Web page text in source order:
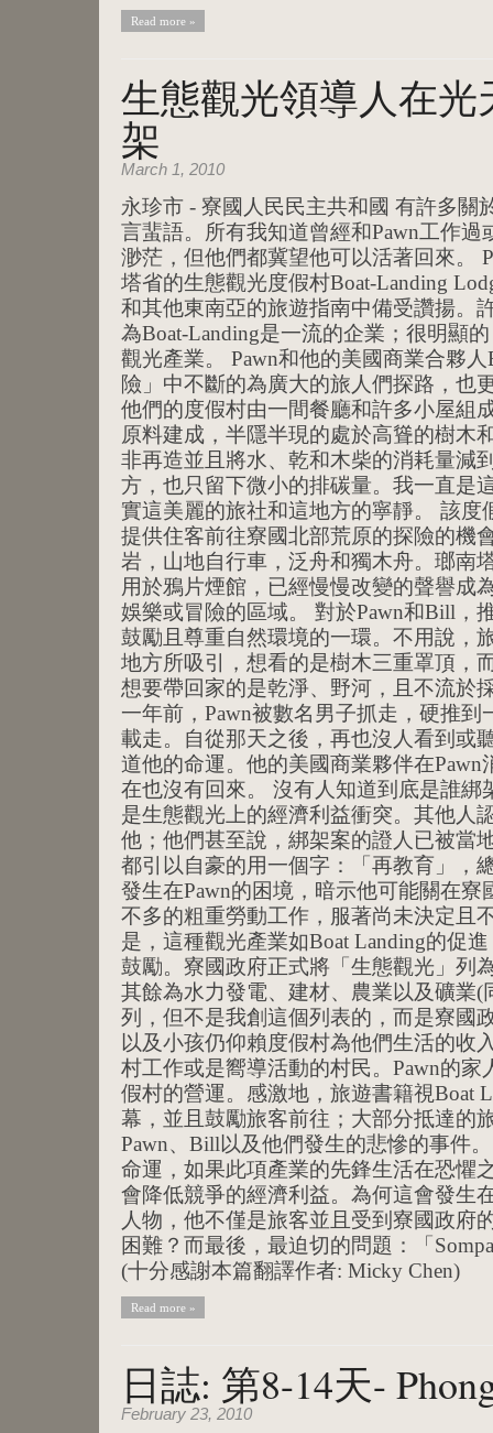
Read more »
生態觀光領導人在光
架
March 1, 2010
永珍市 - 寮國人民民主共和國 有許多關
言蜚語。所有我知道曾經和Pawn工作
渺茫，但他們都冀望他可以活著回來。
塔省的生態觀光度假村Boat-Landing
和其他東南亞的旅遊指南中備受讚揚。
為Boat-Landing是一流的企業；很明顯
觀光產業。 Pawn和他的美國商業合夥
險」中不斷的為廣大的旅人們探路，也
他們的度假村由一間餐廳和許多小屋組
原料建成，半隱半現的處於高聳的樹木
非再造並且將水、乾和木柴的消耗量減
方，也只留下微小的排碳量。我一直是
實這美麗的旅社和這地方的寧靜。 該度
提供住客前往寮國北部荒原的探險的機
岩，山地自行車，泛舟和獨木舟。瑯南
用於鴉片煙館，已經慢慢改變的聲譽成
娛樂或冒險的區域。 對於Pawn和Bill，
鼓勵且尊重自然環境的一環。不用說，
地方所吸引，想看的是樹木三重罩頂，
想要帶回家的是乾淨、野河，且不流於
一年前，Pawn被數名男子抓走，硬推
載走。自從那天之後，再也沒人看到或
道他的命運。他的美國商業夥伴在
在也沒有回來。 沒有人知道到底是誰綁
是生態觀光上的經濟利益衝突。其他人
他；他們甚至說，綁架案的證人已被當
都引以自豪的用一個字：「再教育」，
發生在Pawn的困境，暗示他可能關在
不多的粗重勞動工作，服著尚未決定且
是，這種觀光產業如Boat Landing的促
鼓勵。寮國政府正式將「生態觀光」列
其餘為水力發電、建材、農業以及礦業(
列，但不是我創這個列表的，而是寮國
以及小孩仍仰賴度假村為他們生活的收
村工作或是嚮導活動的村民。Pawn的
假村的營運。感激地，旅遊書籍視Boat
幕，並且鼓勵旅客前往；大部分抵達的
Pawn、Bill以及他們發生的悲慘的事件
命運，如果此項產業的先鋒生活在恐懼
會降低競爭的經濟利益。為何這會發生
人物，他不僅是旅客並且受到寮國政府
困難？而最後，最迫切的問題：「
(十分感謝本篇翻譯作者: Micky Chen)
Read more »
日誌: 第8-14天-
February 23, 2010